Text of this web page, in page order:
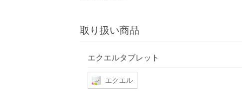
取り扱い商品
エクエルタブレット
エクエル